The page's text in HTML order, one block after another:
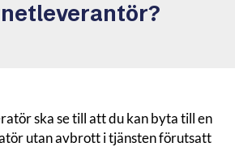
ska se till att du kan byta till en
utan avbrott i tjänsten förutsatt